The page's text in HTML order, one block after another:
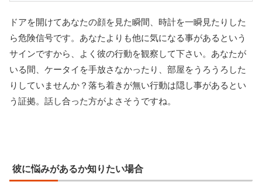
ドアを開けてあなたの顔を見た瞬間、時計を一瞬見たりした
ら危険信号です。あなたよりも他に気になる事があるという
サインですから、よく彼の行動を観察して下さい。あなたが
いる間、ケータイを手放さなかったり、部屋をうろうろした
りしていませんか？落ち着きが無い行動は隠し事があるとい
う証拠。話し合った方がよさそうですね。
彼に悩みがあるか知りたい場合